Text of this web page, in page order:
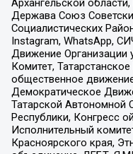
Архангельской
Держава Союз
Социалистических
Instagram, WhatsApp,
Движение Организации
Комитет,
общественное
Демократическое
Татарской Автономной
Республики, Конгресс
Исполнительный
Красноярского края,